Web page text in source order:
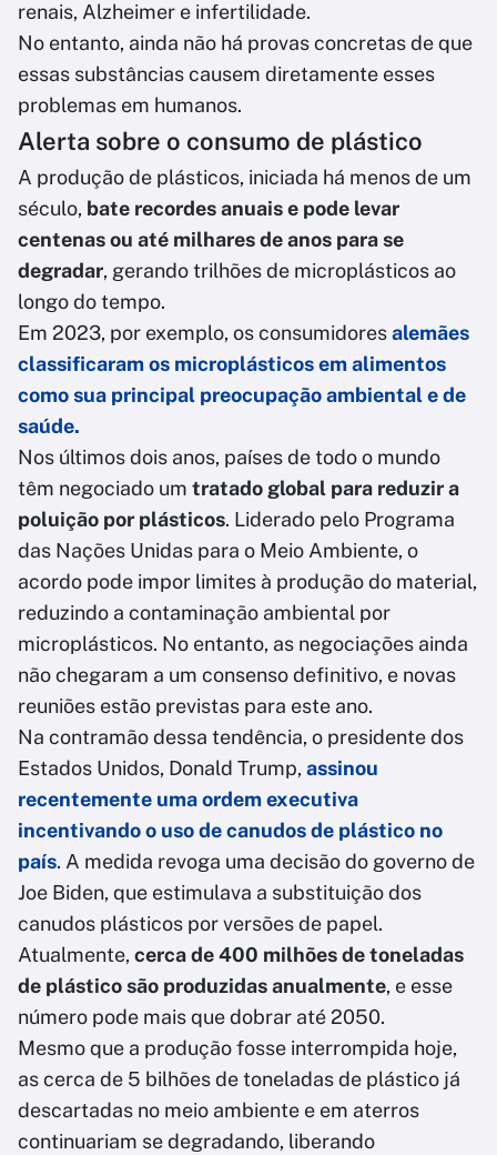
renais, Alzheimer e infertilidade.
No entanto, ainda não há provas concretas de que
essas substâncias causem diretamente esses
problemas em humanos.
Alerta sobre o consumo de plástico
A produção de plásticos, iniciada há menos de um
século, bate recordes anuais e pode levar
centenas ou até milhares de anos para se
degradar, gerando trilhões de microplásticos ao
longo do tempo.
Em 2023, por exemplo, os consumidoresalemães
classificaram os microplásticos em alimentos
como sua principal preocupação ambiental e de
saúde.
Nos últimos dois anos, países de todo o mundo
têm negociado um tratado global para reduzir a
poluição por plásticos. Liderado pelo Programa
das Nações Unidas para o Meio Ambiente, o
acordo pode impor limites à produção do material,
reduzindo a contaminação ambiental por
microplásticos. No entanto, as negociações ainda
não chegaram a um consenso definitivo, e novas
reuniões estão previstas para este ano.
Na contramão dessa tendência, o presidente dos
Estados Unidos, Donald Trump, assinou
recentemente uma ordem executiva
incentivando o uso de canudos de plástico no
país. A medida revoga uma decisão do governo de
Joe Biden, que estimulava a substituição dos
canudos plásticos por versões de papel.
Atualmente, cerca de 400 milhões de toneladas
de plástico são produzidas anualmente, e esse
número pode mais que dobrar até 2050.
Mesmo que a produção fosse interrompida hoje,
as cerca de 5 bilhões de toneladas de plástico já
descartadas no meio ambiente e em aterros
continuariam se degradando, liberando